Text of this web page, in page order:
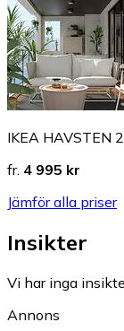
IKEA HAVSTEN
fr. 4 995 kr
Jämför alla priser
Insikter
Vi har inga
Annons